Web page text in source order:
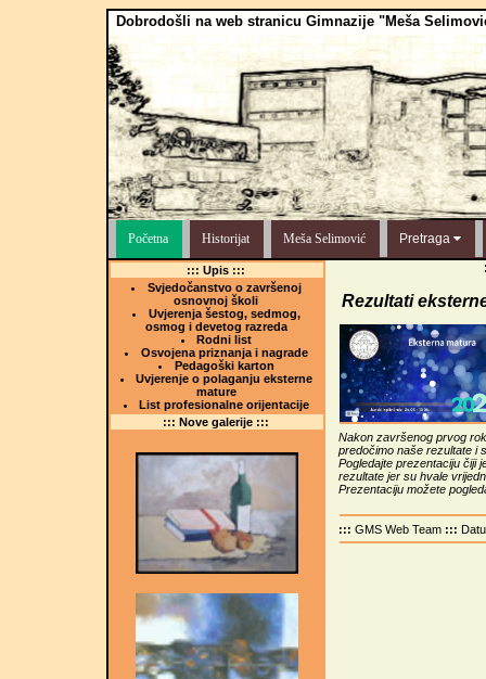
Dobrodošli na web stranicu Gimnazije "Meša
Početna Historijat Meša Selimović Pretraga
::: Upis :::
Svjedočanstvo o završenoj
osnovnoj školi
Uvjerenja šestog, sedmog,
osmog i devetog razreda
Rodni list
Osvojena priznanja i nagrade
Pedagoški karton
Uvjerenje o polaganju eksterne
mature
List profesionalne orijentacije
::: Nove galerije :::
Rezultati
Nakon završenog prvog
predočimo naše rezultate i
Pogledajte prezentaciju čiji
rezultate jer su hvale
Prezentaciju možete
:::GMS Web Team :::